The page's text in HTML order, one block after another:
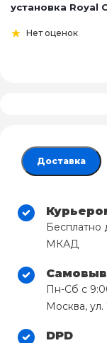
установка Royal
Нет оценок
Доставка
Бесплатно
МКАД
Пн-Сб с
Москва, ул.
DPD